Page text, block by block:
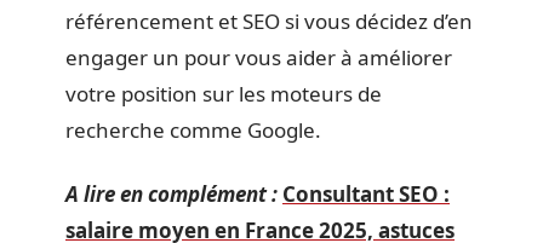
référencement et SEO si vous décidez d’en
engager un pour vous aider à améliorer
votre position sur les moteurs de
recherche comme Google.
A lire en complément : Consultant SEO :
salaire moyen en France 2025, astuces